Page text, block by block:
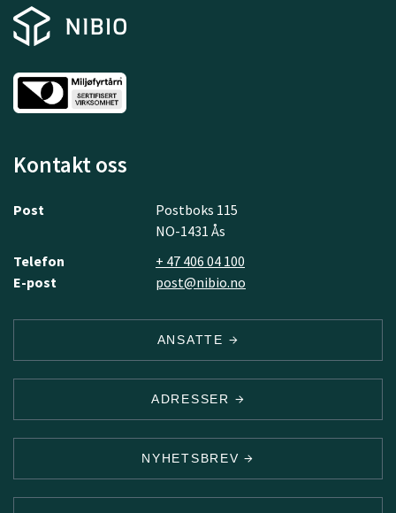
Kontakt oss
Post
Postboks 115
NO-1431 Ås
Telefon
+ 47 406 04 100
E-post
post@nibio.no
ANSATTE
ADRESSER
NYHETSBREV